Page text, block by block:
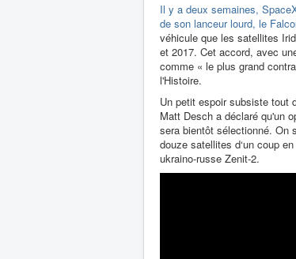
Il y a deux semaines,
de son lanceur lourd, le
véhicule que les satellites
et 2017. Cet accord, avec
comme « le plus grand
l'Histoire.
Un petit espoir subsiste tout
Matt Desch a déclaré qu'un
sera bientôt sélectionné. On
douze satellites d‘un coup
ukraino-russe Zenit-2.